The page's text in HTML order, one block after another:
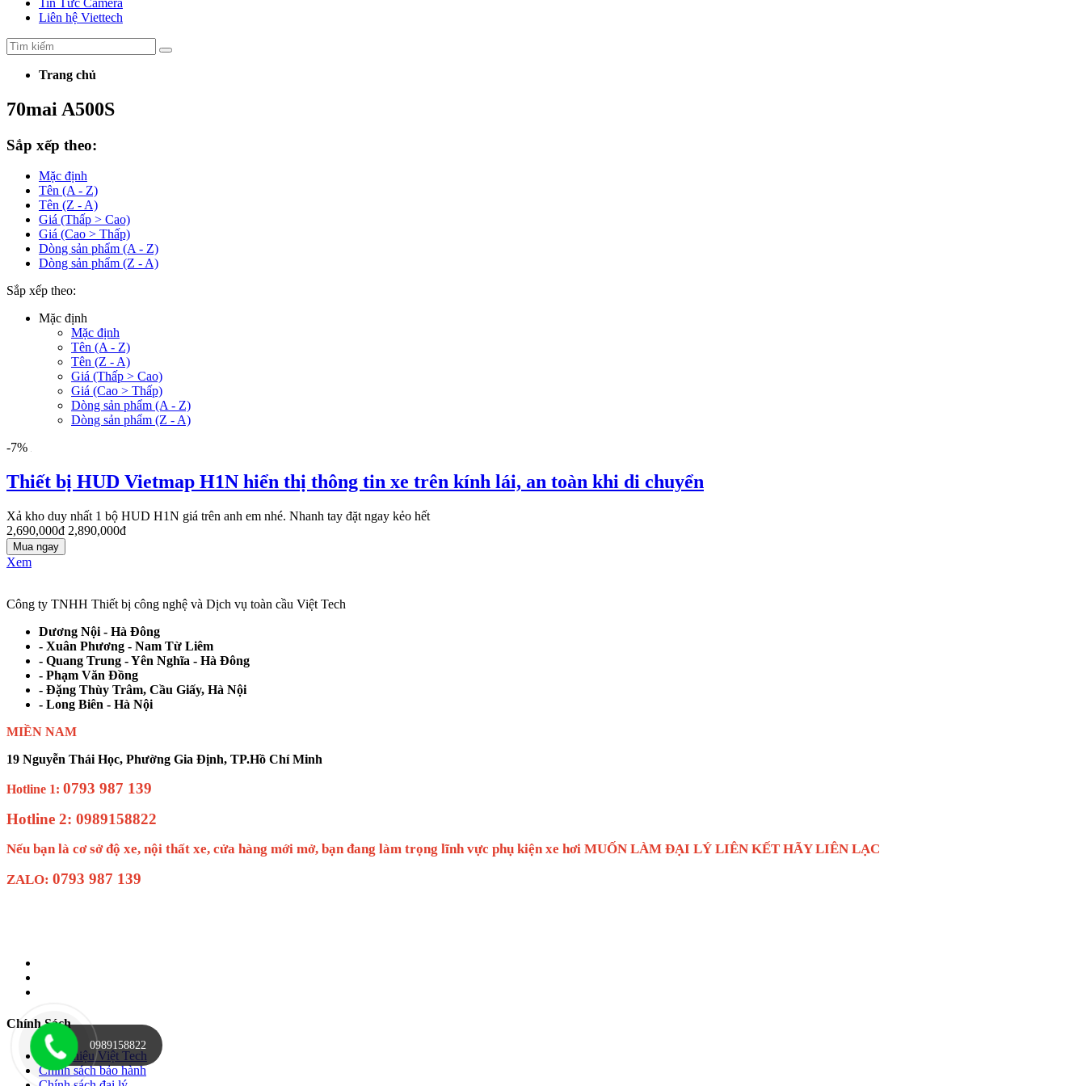
Liên hệ Viettech
Trang chủ
70mai A500S
Sắp xếp theo:
Mặc định
Tên (A - Z)
Tên (Z - A)
Giá (Thấp > Cao)
Giá (Cao > Thấp)
Dòng sản phẩm (A - Z)
Dòng sản phẩm (Z - A)
Sắp xếp theo:
Mặc định
Mặc định
Tên (A - Z)
Tên (Z - A)
Giá (Thấp > Cao)
Giá (Cao > Thấp)
Dòng sản phẩm (A - Z)
Dòng sản phẩm (Z - A)
-7%
Thiết bị HUD Vietmap H1N hiển thị thông tin xe trên kính lái, an toàn khi di chuyển
Xả kho duy nhất 1 bộ HUD H1N giá trên anh em nhé. Nhanh tay đặt ngay kẻo hết
2,690,000đ 2,890,000đ
Mua ngay
Xem
Công ty TNHH Thiết bị công nghệ và Dịch vụ toàn cầu Việt Tech
Dương Nội - Hà Đông
- Xuân Phương - Nam Từ Liêm
- Quang Trung - Yên Nghĩa - Hà Đông
- Phạm Văn Đồng
- Đặng Thùy Trâm, Cầu Giấy, Hà Nội
- Long Biên - Hà Nội
MIỀN NAM
19 Nguyễn Thái Học, Phường Gia Định, TP.Hồ Chí Minh
Hotline 1: 0793 987 139
Hotline 2: 0989158822
Nếu bạn là cơ sở độ xe, nội thất xe, cửa hàng mới mở, bạn đang làm trọng lĩnh vực phụ kiện xe hơi MUỐN LÀM ĐẠI LÝ LIÊN KẾT HÃY LIÊN LẠC
ZALO: 0793 987 139
Chính Sách
Giới Thiệu Việt Tech
Chính sách bảo hành
0989158822